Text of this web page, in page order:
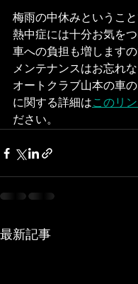
梅雨の中休みというこ
熱中症には十分お気をつ
車への負担も増します
メンテナンスはお忘れな
オートクラブ山本の車
に関する詳細はこのリ
ださい。
最新記事